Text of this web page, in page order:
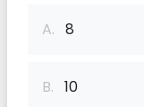
A. 8
B. 10